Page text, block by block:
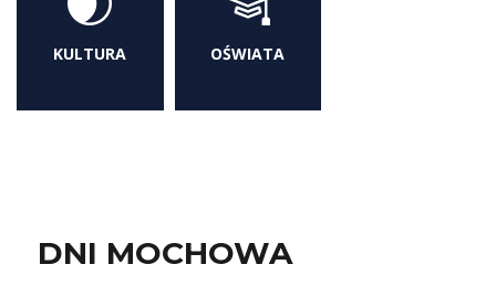
KULTURA OŚWIATA
DNI MOCHOWA